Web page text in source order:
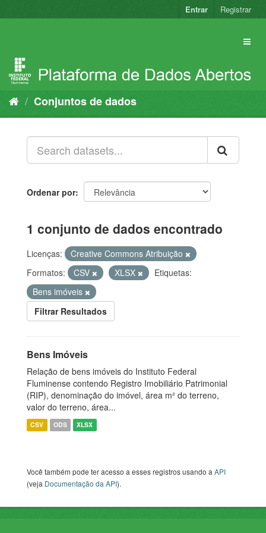
para
Entrar Registrar
Conjuntos de dados
Ordenar por
1 conjunto de dados encontrado
Licenças:
Creative Commons Atribuição
Formatos:
CSV XLSX
Etiquetas:
Bens imóveis
Filtrar Resultados
Bens Imóveis
Relação de bens imóveis do Instituto Federal
Fluminense contendo Registro Imobiliário Patrimonial
(RIP), denominação do imóvel, área m² do terreno,
valor do terreno, área...
CSV ODS XLSX
Você também pode ter acesso a esses registros usando aAPI
(veja Documentação da API).